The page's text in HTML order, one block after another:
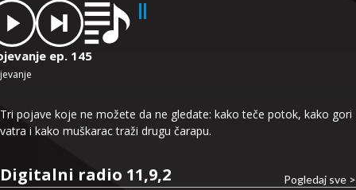
ep. 145
Tri pojave koje ne možete da ne gledate: kako teče potok, kako gori
vatra i kako muškarac traži drugu čarapu.
Digitalni radio 11,9,2 Pogledaj sve >